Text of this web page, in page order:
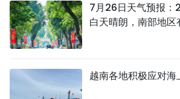
7月26日天气预报：
白天晴朗，南部地区
越南各地积极应对